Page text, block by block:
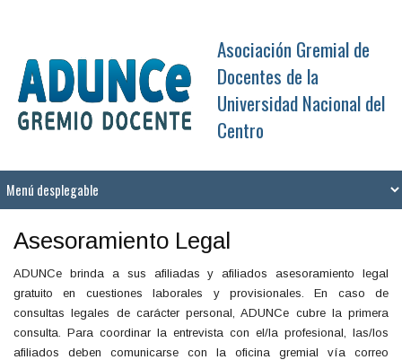
Asociación Gremial de
Docentes de la
Universidad Nacional del
Centro
Asesoramiento Legal
ADUNCe brinda a sus afiliadas y afiliados asesoramiento legal
gratuito en cuestiones laborales y provisionales. En caso de
consultas legales de carácter personal, ADUNCe cubre la primera
consulta. Para coordinar la entrevista con el/la profesional, las/los
afiliados deben comunicarse con la oficina gremial vía correo